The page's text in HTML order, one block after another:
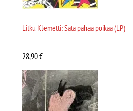
Litku Klemetti: Sata pahaa poikaa (LP)
28,90€